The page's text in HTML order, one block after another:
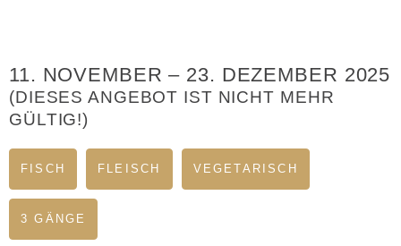
11. NOVEMBER – 23. DEZEMBER 2025
(DIESES ANGEBOT IST NICHT MEHR
GÜLTIG!)
FISCH FLEISCH VEGETARISCH
3 GÄNGE